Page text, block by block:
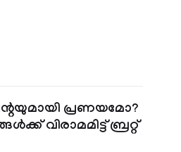
പ്രണയമോ?
വിരാമമിട്ട് ബ്രറ്റ്